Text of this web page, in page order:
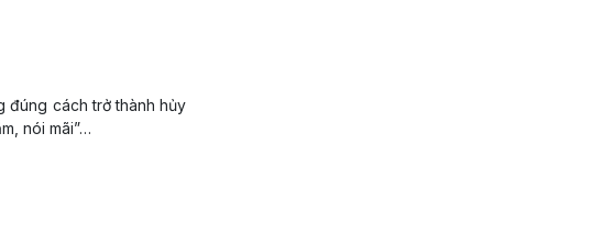
đúng cách trở thành hủy
nói mãi”…